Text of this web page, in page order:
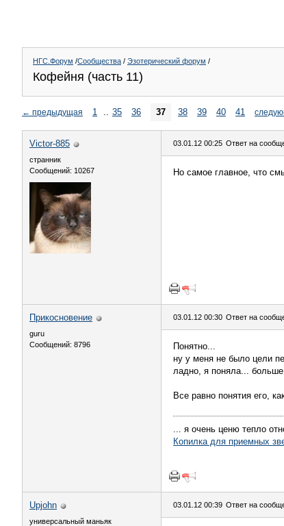
НГС.Форум /Сообщества / Эзотерический форум /
Кофейня (часть 11)
← предыдущая 1 .. 35 36 37 38 39 40 41
Victor-885
странник
Сообщений: 10267
03.01.12 00:25 Ответ на
Но самое главное, что
Прикосновение
guru
Сообщений: 8796
03.01.12 00:30 Ответ на
Понятно...
ну у меня не было цели
ладно, я поняла...
Все равно понятия его,
... я очень ценю тепло
Копилка для приемных
Upjohn
универсальный маньяк
03.01.12 00:39 Ответ на